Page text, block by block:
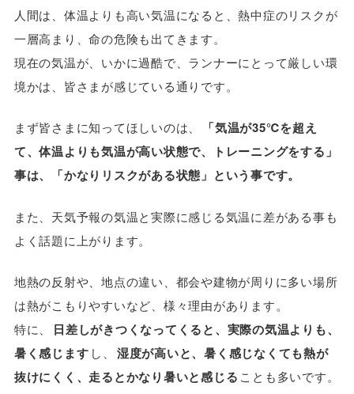
人間は、体温よりも高い気温になると、熱中症のリスクが
一層高まり、命の危険も出てきます。
現在の気温が、いかに過酷で、ランナーにとって厳しい環
境かは、皆さまが感じている通りです。
まず皆さまに知ってほしいのは、
「気温が35℃を超え
て、体温よりも気温が高い状態で、トレーニングをする」
事は、「かなりリスクがある状態」という事です。
また、天気予報の気温と実際に感じる気温に差がある事も
よく話題に上がります。
地熱の反射や、地点の違い、都会や建物が周りに多い場所
は熱がこもりやすいなど、様々理由があります。
特に、
日差しがきつくなってくると、実際の気温よりも、
暑く感じます し、 湿度が高いと、暑く感じなくても熱が
抜けにくく、走るとかなり暑いと感じる ことも多いです。